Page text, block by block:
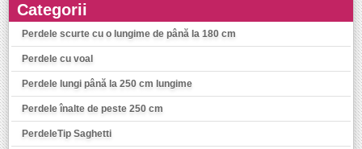
Categorii
Perdele scurte cu o lungime de până la 180 cm
Perdele cu voal
Perdele lungi până la 250 cm lungime
Perdele înalte de peste 250 cm
PerdeleTip Saghetti